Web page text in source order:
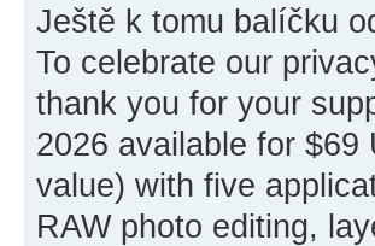
Ještě k tomu balíčku
To celebrate our
thank you for your
2026 available for
value) with five
RAW photo editing,